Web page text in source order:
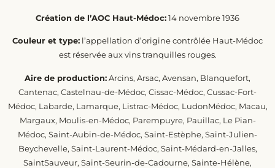
Création de l’AOC Haut-Médoc:14 novembre 1936
Couleur et type: l’appellation d’origine contrôlée Haut-Médoc
est réservée aux vins tranquilles rouges.
Aire de production:Arcins, Arsac, Avensan, Blanquefort,
Cantenac, Castelnau-de-Médoc, Cissac-Médoc, Cussac-Fort-
Médoc, Labarde, Lamarque, Listrac-Médoc, LudonMédoc, Macau,
Margaux, Moulis-en-Médoc, Parempuyre, Pauillac, Le Pian-
Médoc, Saint-Aubin-de-Médoc, Saint-Estèphe, Saint-Julien-
Beychevelle, Saint-Laurent-Médoc, Saint-Médard-en-Jalles,
SaintSauveur, Saint-Seurin-de-Cadourne, Sainte-Hélène,